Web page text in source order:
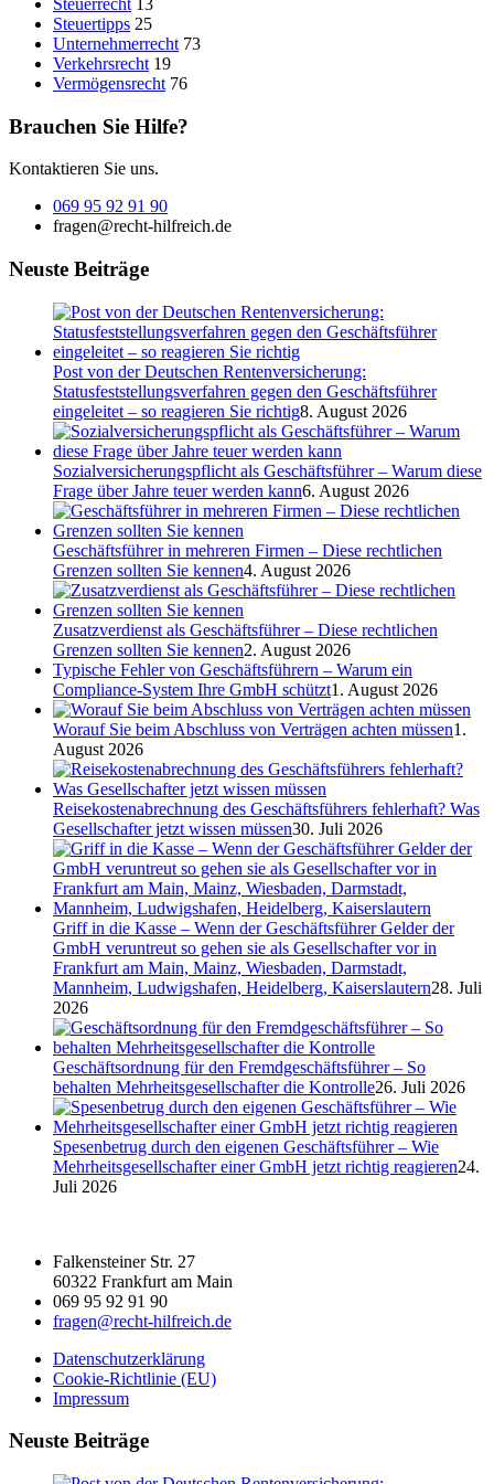
Steuertipps 25
Unternehmerrecht 73
Verkehrsrecht 19
Vermögensrecht 76
Brauchen Sie Hilfe?
Kontaktieren Sie uns.
069 95 92 91 90
fragen@recht-hilfreich.de
Neuste Beiträge
Post von der Deutschen Rentenversicherung:
Statusfeststellungsverfahren gegen den Geschäftsführer
eingeleitet – so reagieren Sie richtig8. August 2026
Sozialversicherungspflicht als Geschäftsführer – Warum diese
Frage über Jahre teuer werden kann6. August 2026
Geschäftsführer in mehreren Firmen – Diese rechtlichen
Grenzen sollten Sie kennen4. August 2026
Zusatzverdienst als Geschäftsführer – Diese rechtlichen
Grenzen sollten Sie kennen2. August 2026
Typische Fehler von Geschäftsführern – Warum ein
Compliance-System Ihre GmbH schützt1. August 2026
Worauf Sie beim Abschluss von Verträgen achten müssen1.
August 2026
Reisekostenabrechnung des Geschäftsführers fehlerhaft? Was
Gesellschafter jetzt wissen müssen30. Juli 2026
Griff in die Kasse – Wenn der Geschäftsführer Gelder der
GmbH veruntreut so gehen sie als Gesellschafter vor in
Frankfurt am Main, Mainz, Wiesbaden, Darmstadt,
Mannheim, Ludwigshafen, Heidelberg, Kaiserslautern28. Juli
2026
Geschäftsordnung für den Fremdgeschäftsführer – So
behalten Mehrheitsgesellschafter die Kontrolle26. Juli 2026
Spesenbetrug durch den eigenen Geschäftsführer – Wie
Mehrheitsgesellschafter einer GmbH jetzt richtig reagieren24.
Juli 2026
Falkensteiner Str. 27
60322 Frankfurt am Main
069 95 92 91 90
fragen@recht-hilfreich.de
Datenschutzerklärung
Cookie-Richtlinie (EU)
Impressum
Neuste Beiträge